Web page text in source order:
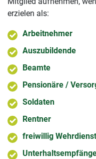
erzielen als:
Arbeitnehmer
Auszubildende
Beamte
Pensionäre /
Soldaten
Rentner
freiwillig